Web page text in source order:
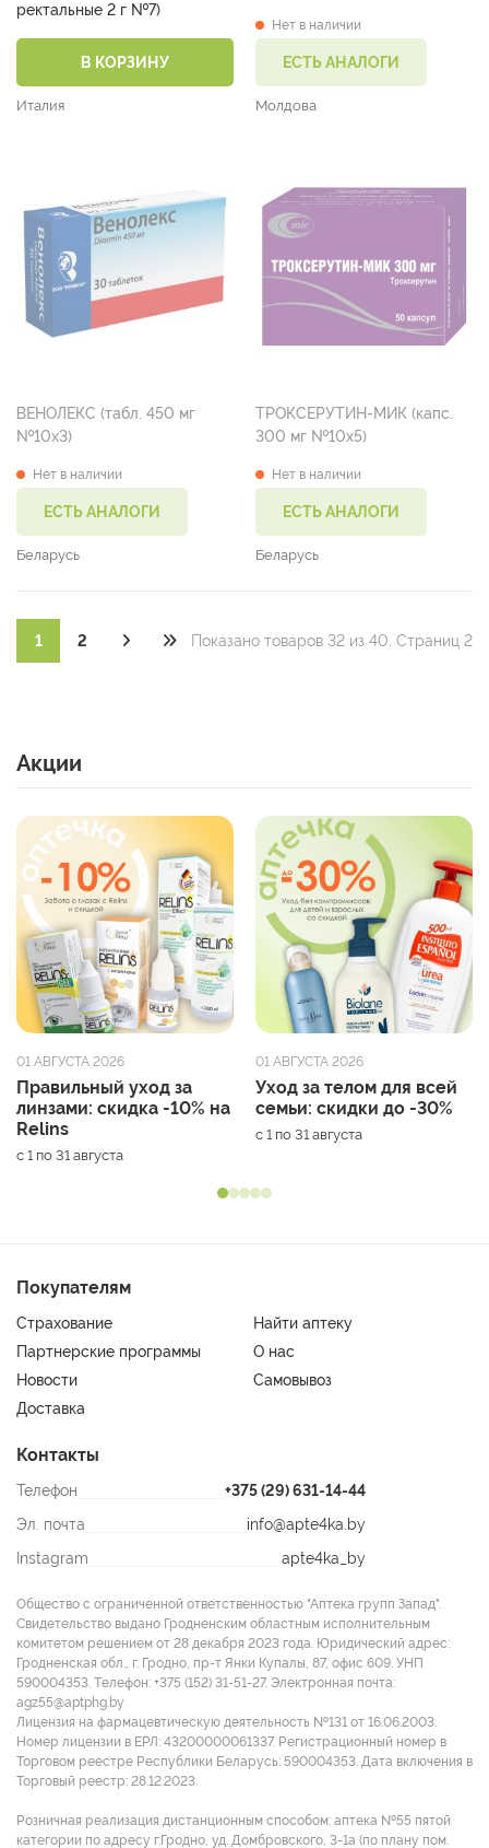
ректальные 2 г №7)
В КОРЗИНУ
Италия
Нет в наличии
ЕСТЬ АНАЛОГИ
Молдова
ВЕНОЛЕКС (табл. 450 мг
№10х3)
Нет в наличии
ЕСТЬ АНАЛОГИ
Беларусь
ТРОКСЕРУТИН-МИК (капс.
300 мг №10х5)
Нет в наличии
ЕСТЬ АНАЛОГИ
Беларусь
1 2 Показано товаров 32 из 40. Страниц 2
Акции
01 АВГУСТА 2026
Правильный уход за
линзами: скидка -10% на
Relins
с 1 по 31 августа
01 АВГУСТА 2026
Уход за телом для всей
семьи: скидки до -30%
с 1 по 31 августа
Покупателям
Страхование
Найти аптеку
Партнерские программы
О нас
Новости
Самовывоз
Доставка
Контакты
Телефон
+375 (29) 631-14-44
Эл. почта
info@apte4ka.by
Instagram
apte4ka_by
Общество с ограниченной ответственностью "Аптека групп Запад".
Свидетельство выдано Гродненским областным исполнительным
комитетом решением от 28 декабря 2023 года. Юридический адрес:
Гродненская обл., г. Гродно, пр-т Янки Купалы, 87, офис 609. УНП
590004353. Tелефон: +375 (152) 31-51-27. Электронная почта:
agz55@aptphg.by
Лицензия на фармацевтическую деятельность №131 от 16.06.2003.
Номер лицензии в ЕРЛ: 43200000061337. Регистрационный номер в
Торговом реестре Республики Беларусь: 590004353. Дата включения в
Торговый реестр: 28.12.2023.
Розничная реализация дистанционным способом: аптека №55 пятой
категории по адресу г.Гродно, уд. Домбровского, 3-1а (по плану пом.